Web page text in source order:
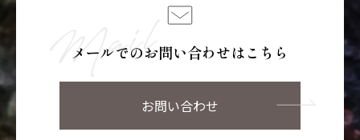
メールでのお問い合わせはこちら
お問い合わせ